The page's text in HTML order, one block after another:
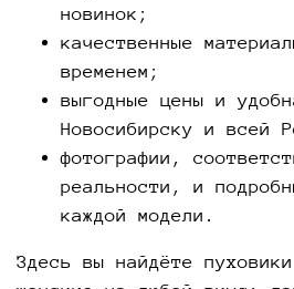
новинок;
качественные
временем;
выгодные цены и
Новосибирску и всей
фотографии,
реальности, и
каждой модели.
Здесь вы найдёте